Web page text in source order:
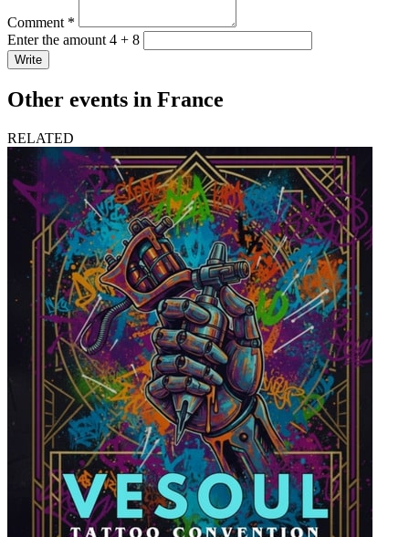
Comment *
Enter the amount 4 + 8
Write
Other events in France
RELATED